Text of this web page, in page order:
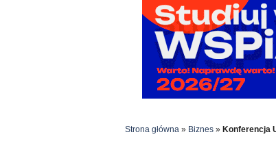
Strona główna » Biznes » Konferencja